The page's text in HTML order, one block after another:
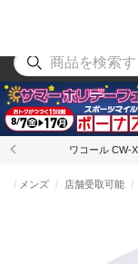
ワコール CW-
メンズ 店舗受取可能